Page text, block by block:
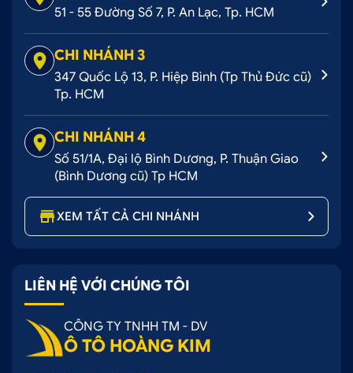
51 - 55 Đường Số 7, P. An Lạc, Tp. HCM
CHI NHÁNH 3
347 Quốc Lộ 13, P. Hiệp Bình (Tp Thủ Đức cũ)
Tp. HCM
CHI NHÁNH 4
Số 51/1A, Đại lộ Bình Dương, P. Thuận Giao
(Bình Dương cũ) Tp HCM
XEM TẤT CẢ CHI NHÁNH
LIÊN HỆ VỚI CHÚNG TÔI
CÔNG TY TNHH TM - DV
Ô TÔ HOÀNG KIM